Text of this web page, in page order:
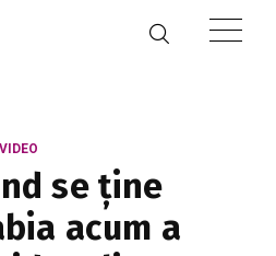
VIDEO
se ține
acum a